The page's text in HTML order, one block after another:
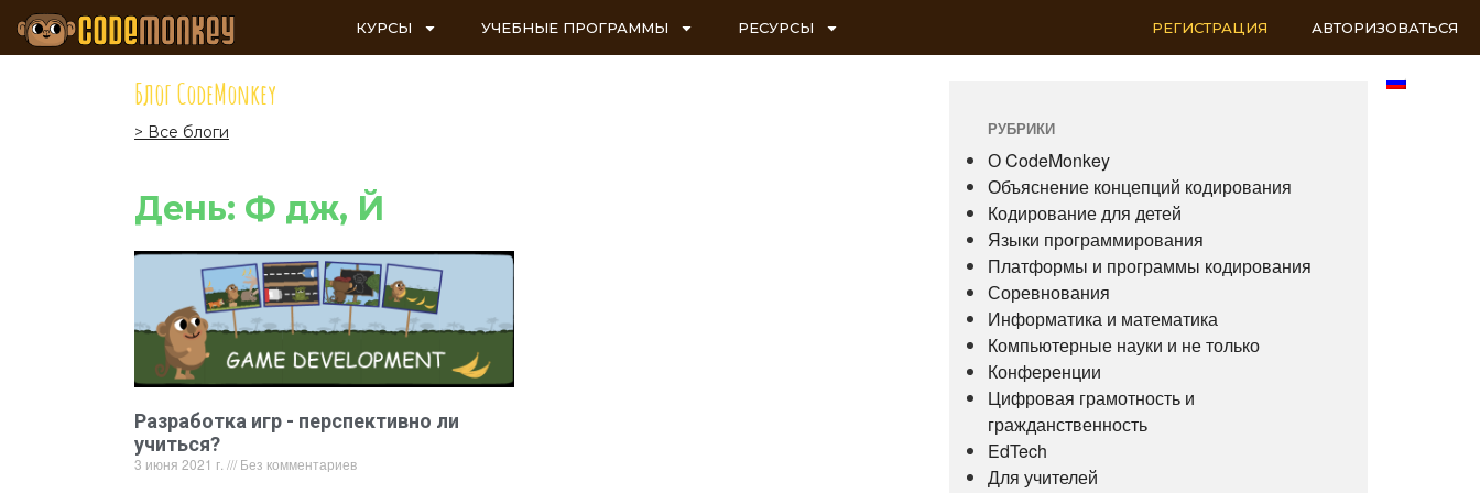
КУРСЫ УЧЕБНЫЕ ПРОГРАММЫ РЕСУРСЫ РЕГИСТРАЦИЯ АВТОРИЗОВАТЬСЯ
Блог CodeMonkey
> Все блоги
День: Ф дж, Й
Разработка игр - перспективно ли
учиться?
3 июня 2021 г. Без комментариев
РУБРИКИ
О CodeMonkey
Объяснение концепций кодирования
Кодирование для детей
Языки программирования
Платформы и программы кодирования
Соревнования
Информатика и математика
Компьютерные науки и не только
Конференции
Цифровая грамотность и
гражданственность
EdTech
Для учителей